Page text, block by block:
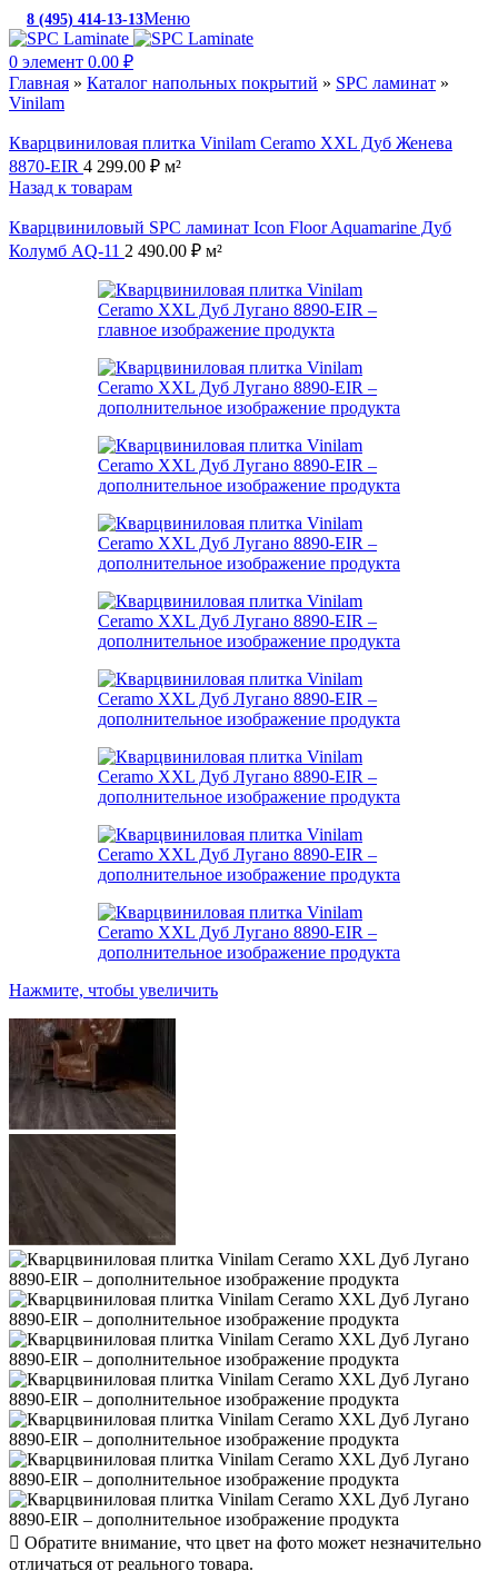
8 (495) 414-13-13Меню
0 элемент 0.00 ₽
Главная » Каталог напольных покрытий » SPC ламинат »
Vinilam
Кварцвиниловая плитка Vinilam Ceramo XXL Дуб Женева
8870-EIR 4 299.00 ₽ м²
Назад к товарам
Кварцвиниловый SPC ламинат Icon Floor Aquamarine Дуб
Колумб AQ-11 2 490.00 ₽ м²
Нажмите, чтобы увеличить
Обратите внимание, что цвет на фото может незначительно
отличаться от реального товара.